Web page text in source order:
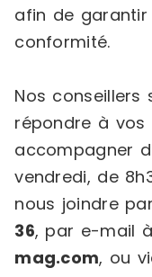
afin de
conformité.
Nos conseillers
répondre à vos
accompagner
vendredi, de
nous joindre
36, par e-mail à
mag.com, ou